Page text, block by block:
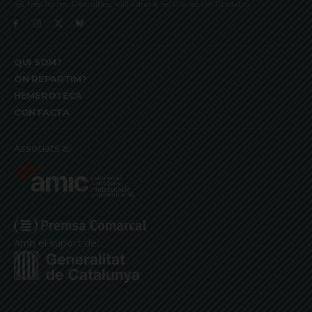
les Tres Torres, Pedralbes, Vallvidrera, les Planes i el Tibidabo
QUI SOM?
ON REPARTIM?
HEMEROTECA
CONTACTA
Associats a:
Amb el suport de: